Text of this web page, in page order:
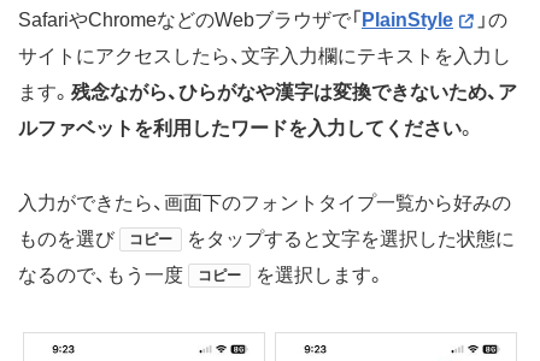
SafariやChromeなどのWebブラウザで「 PlainStyle
」の
サイトにアクセスしたら、文字入力欄にテキストを入力し
ます。 残念ながら、ひらがなや漢字は変換できないため、ア
ルファベットを利用したワードを入力してください。
入力ができたら、画面下のフォントタイプ一覧から好みの
ものを選び
コピー
をタップすると文字を選択した状態に
なるので、もう一度
コピー を選択します。